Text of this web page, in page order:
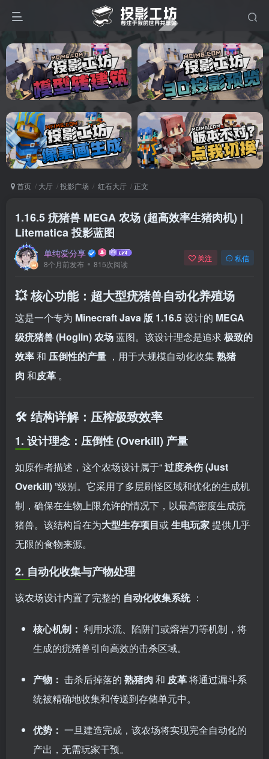
首页 大厅 投影广场 红石大厅 正文
1.16.5 疣猪兽 MEGA 农场 (超高效率生猪肉机) |
Litematica 投影蓝图
单纯爱分享
8个月前发布 815次阅读
关注 私信
💥 核心功能：超大型疣猪兽自动化养殖场
这是一个专为 Minecraft Java 版 1.16.5设计的 MEGA
级疣猪兽 (Hoglin) 农场蓝图。该设计理念是追求极致的
效率和 压倒性的产量 ，用于大规模自动化收集熟猪
肉 和皮革 。
🛠️ 结构详解：压榨极致效率
1. 设计理念：压倒性 (Overkill) 产量
如原作者描述，这个农场设计属于“过度杀伤 (Just
Overkill)”级别。它采用了多层刷怪区域和优化的生成机
制，确保在生物上限允许的情况下，以最高密度生成疣
猪兽。该结构旨在为大型生存项目或生电玩家提供几乎
无限的食物来源。
2. 自动化收集与产物处理
该农场设计内置了完整的 自动化收集系统 ：
核心机制： 利用水流、陷阱门或熔岩刀等机制，将
生成的疣猪兽引向高效的击杀区域。
产物： 击杀后掉落的 熟猪肉 和 皮革将通过漏斗系
统被精确地收集和传送到存储单元中。
优势： 一旦建造完成，该农场将实现完全自动化的
产出，无需玩家干预。